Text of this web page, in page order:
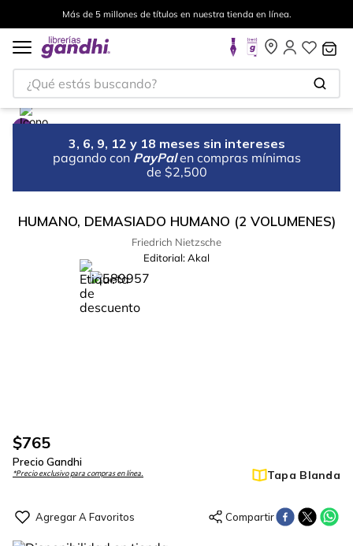
Más de 5 millones de títulos en nuestra tienda en línea.
¿Qué estás buscando?
3, 6, 9, 12 y 18 meses sin intereses
pagando con PayPal en compras mínimas
de $2,500
HUMANO, DEMASIADO HUMANO (2 VOLUMENES)
Friedrich Nietzsche
Editorial:Akal
-10%
$765
Precio Gandhi
*Precio exclusivo para compras en línea. Tapa Blanda